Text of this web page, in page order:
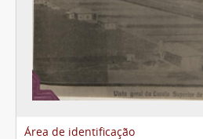
Área de identificação